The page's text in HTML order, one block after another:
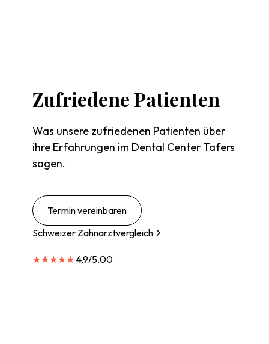
ZufriedenePatienten
Was unsere zufriedenen Patienten über
ihre Erfahrungen im Dental Center Tafers
sagen.
Termin vereinbaren
Schweizer Zahnarztvergleich
★★★★★4.9/5.00